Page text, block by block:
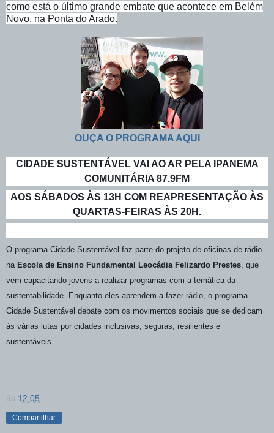
como está o último grande embate que acontece em Belém
Novo, na Ponta do Arado.
OUÇA O PROGRAMA AQUI
CIDADE SUSTENTÁVEL VAI AO AR PELA IPANEMA
COMUNITÁRIA 87.9FM
AOS SÁBADOS ÀS 13H COM REAPRESENTAÇÃO ÀS
QUARTAS-FEIRAS ÀS 20H.
O programa Cidade Sustentável faz parte do projeto de oficinas de rádio
na Escola de Ensino Fundamental Leocádia Felizardo Prestes , que
vem capacitando jovens a realizar programas com a temática da
sustentabilidade. Enquanto eles aprendem a fazer rádio, o programa
Cidade Sustentável debate com os movimentos sociais que se dedicam
às várias lutas por cidades inclusivas, seguras, resilientes e
sustentáveis.
às 12:05
Compartilhar